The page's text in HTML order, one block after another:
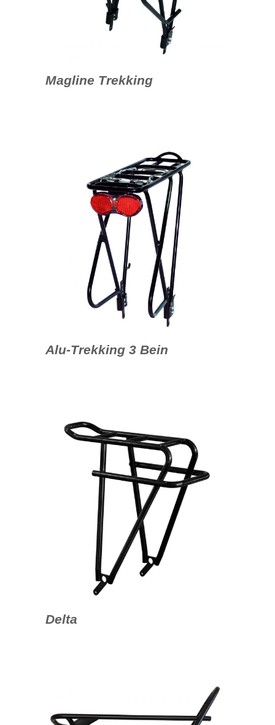
Magline Trekking
Alu-Trekking 3 Bein
Delta